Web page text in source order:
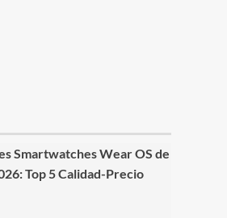
Smartwatches Wear OS de
Top 5 Calidad-Precio